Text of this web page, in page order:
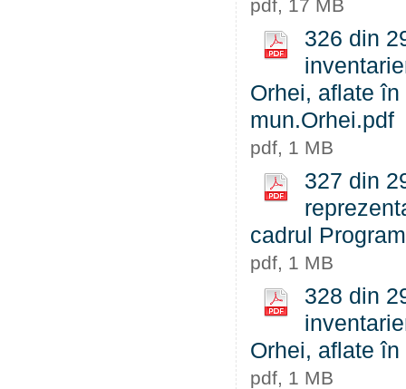
pdf, 17 MB
326 din
Orhei, aflate
mun.Orhei.pdf
pdf, 1 MB
327 din
cadrul
pdf, 1 MB
328 din
Orhei, aflate
pdf, 1 MB